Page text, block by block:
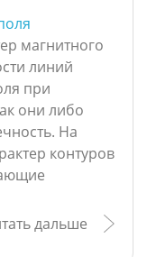
магнитного
линий
при
они либо
На
контуров
дальше